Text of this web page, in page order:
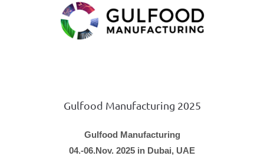
Gulfood Manufacturing 2025
Gulfood Manufacturing
04.-06.Nov. 2025 in Dubai, UAE